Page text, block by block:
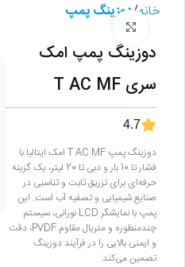
خانه دوزینگ پمپ
دوزینگ پمپ امک
سری T AC MF
4.7
دوزینگ پمپ T AC MF امک ایتالیا با
فشار تا 10 بار و دبی تا 20 لیتر، یک گزینه
حرفه‌ای برای تزریق ثابت و تناسبی در
صنایع شیمیایی و تصفیه آب است. این
پمپ با نمایشگر LCD نورانی، سیستم
چندمنظوره و متریال مقاوم PVDF، دقت
و ایمنی بالایی را در فرآیند دوزینگ
تضمین می‌کند.